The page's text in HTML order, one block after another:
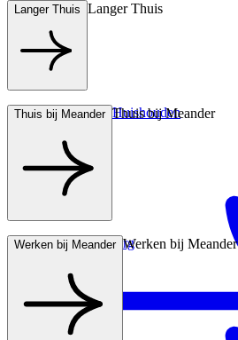
Langer Thuis Langer Thuis
Hulp bij het Huishouden
Thuis bij Meander Thuis bij Meander
Wonen met zorg
Werken bij Meander Werken bij Meander